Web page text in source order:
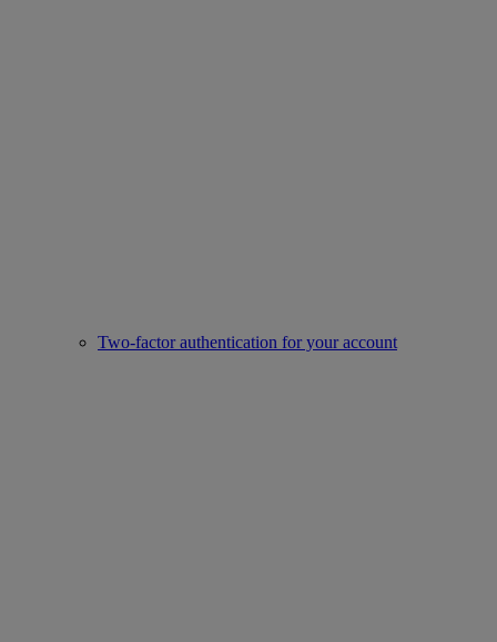
Two-factor authentication for your account